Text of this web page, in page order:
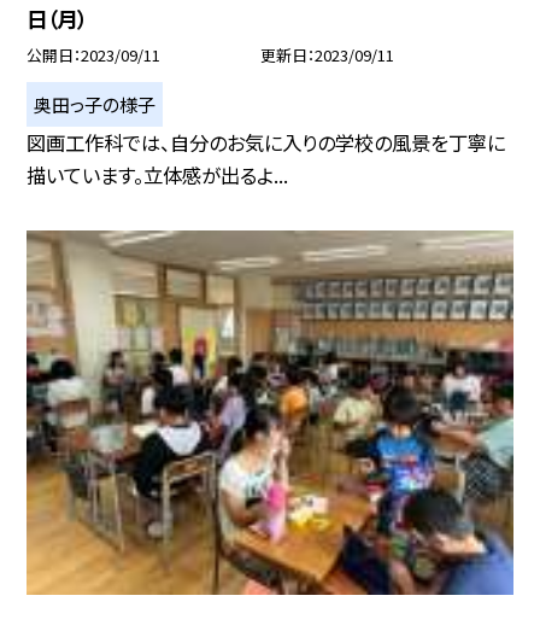
日（月）
公開日 2023/09/11 更新日 2023/09/11
奥田っ子の様子
図画工作科では、自分のお気に入りの学校の風景を丁寧に
描いています。立体感が出るよ...